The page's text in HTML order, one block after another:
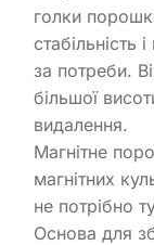
голки
стабільність
за потреби.
більшої
видалення.
Магнітне
магнітних
не потрібно
Основа для